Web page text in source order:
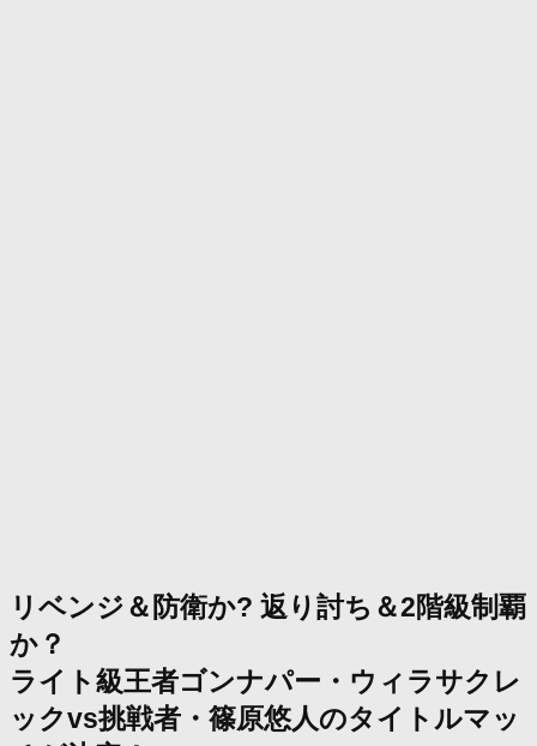
リベンジ＆防衛か? 返り討ち＆2階級制覇
か？
ライト級王者ゴンナパー・ウィラサクレ
ックvs挑戦者・篠原悠人のタイトルマッ